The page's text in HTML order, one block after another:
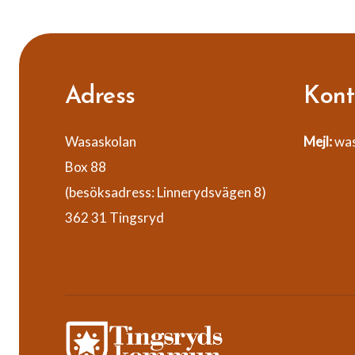
Adress
Wasaskolan
Box 88
(besöksadress: Linnerydsvägen 8)
362 31 Tingsryd
Mejl: